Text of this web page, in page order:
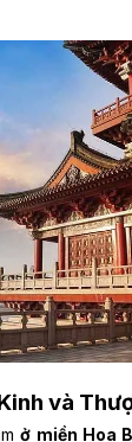
và
ở miền Hoa